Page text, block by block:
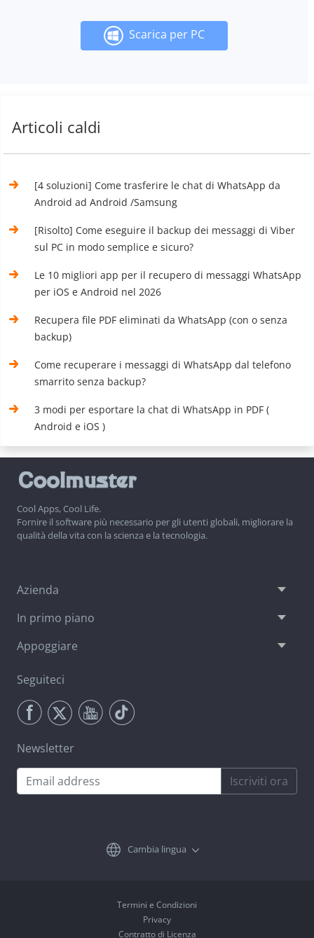
Scarica per PC
Articoli caldi
[4 soluzioni] Come trasferire le chat di WhatsApp da
Android ad Android /Samsung
[Risolto] Come eseguire il backup dei messaggi di Viber
sul PC in modo semplice e sicuro?
Le 10 migliori app per il recupero di messaggi WhatsApp
per iOS e Android nel 2026
Recupera file PDF eliminati da WhatsApp (con o senza
backup)
Come recuperare i messaggi di WhatsApp dal telefono
smarrito senza backup?
3 modi per esportare la chat di WhatsApp in PDF (
Android e iOS )
Cool Apps, Cool Life.
Fornire il software più necessario per gli utenti globali, migliorare la
qualità della vita con la scienza e la tecnologia.
Azienda
In primo piano
Appoggiare
Seguiteci
Newsletter
Iscriviti ora
Cambia lingua
Termini e Condizioni
Privacy
Contratto di Licenza